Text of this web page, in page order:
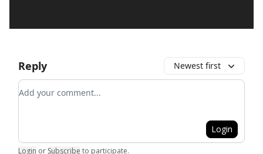
Reply Newest first
Add your comment
Login
Login or Subscribe to participate.